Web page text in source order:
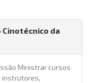
da
Ministrar cursos
instrutores,